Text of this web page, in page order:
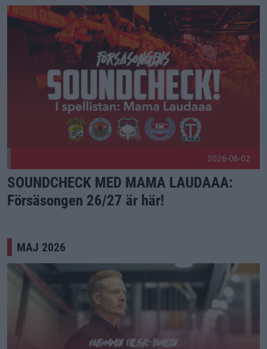
SOUNDCHECK MED MAMA LAUDAAA: Försäsongen 26/
2026-06-02
SOUNDCHECK MED MAMA LAUDAAA:
Försäsongen 26/27 är här!
MAJ 2026
Välkommen hem, Stefan! Publicerad 2026-05-29